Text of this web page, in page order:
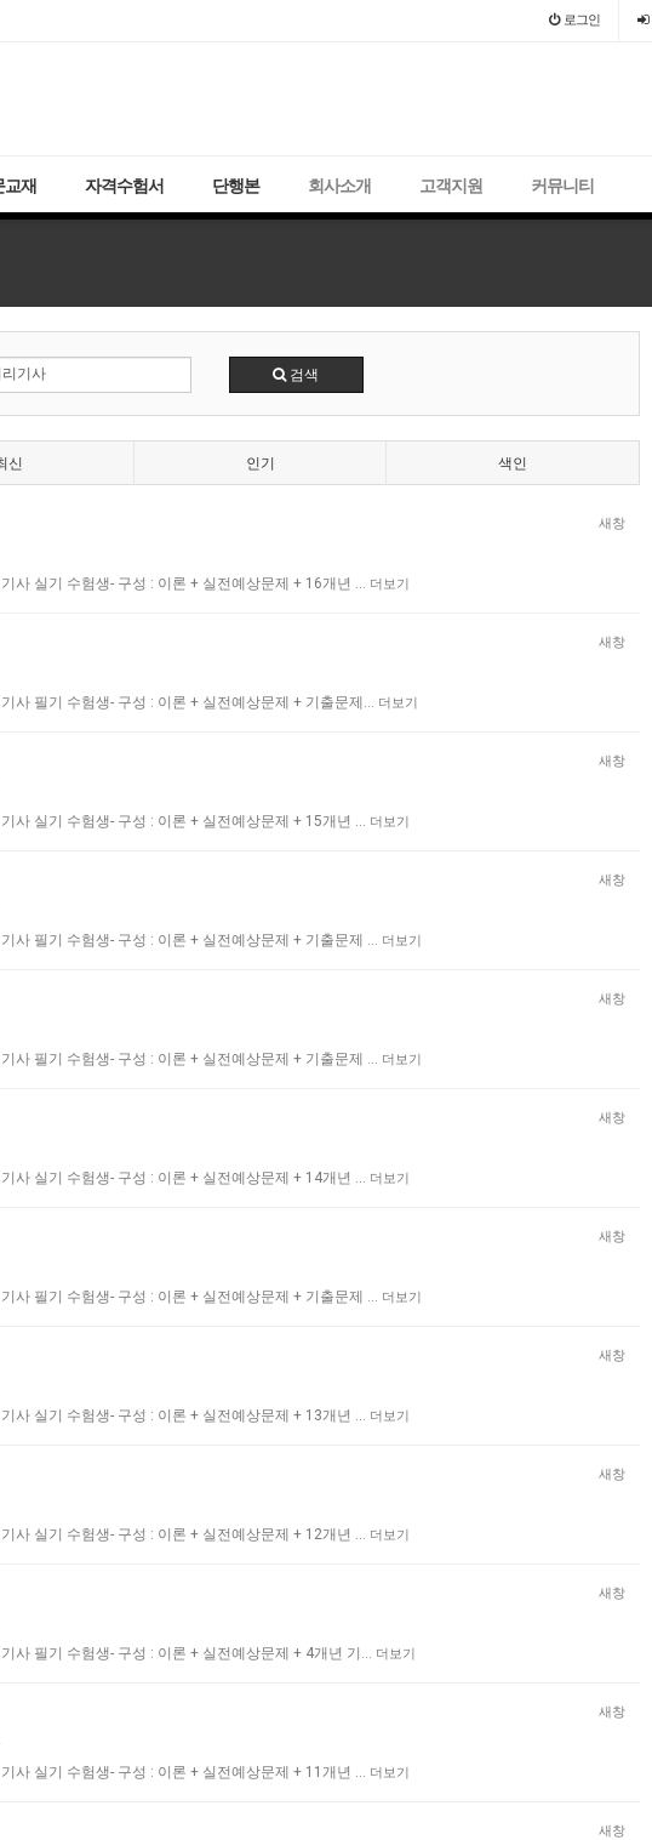
로그인
교재 자격수험서 단행본 회사소개 고객지원 커뮤니티
검색
신 인기 색인
새창
사 실기 수험생- 구성 : 이론 + 실전예상문제 + 16개년 …
더보기
새창
사 필기 수험생- 구성 : 이론 + 실전예상문제 + 기출문제…
더보기
새창
사 실기 수험생- 구성 : 이론 + 실전예상문제 + 15개년 …
더보기
새창
사 필기 수험생- 구성 : 이론 + 실전예상문제 + 기출문제 …
더보기
새창
사 필기 수험생- 구성 : 이론 + 실전예상문제 + 기출문제 …
더보기
새창
사 실기 수험생- 구성 : 이론 + 실전예상문제 + 14개년 …
더보기
새창
사 필기 수험생- 구성 : 이론 + 실전예상문제 + 기출문제 …
더보기
새창
사 실기 수험생- 구성 : 이론 + 실전예상문제 + 13개년 …
더보기
새창
사 실기 수험생- 구성 : 이론 + 실전예상문제 + 12개년 …
더보기
새창
사 필기 수험생- 구성 : 이론 + 실전예상문제 + 4개년 기…
더보기
새창
사 실기 수험생- 구성 : 이론 + 실전예상문제 + 11개년 …
더보기
새창